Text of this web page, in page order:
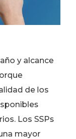
y alcance
de los
Los SSPs
mayor